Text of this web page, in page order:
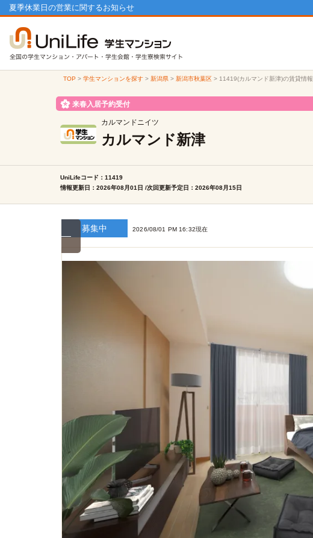
夏季休業日の営業に関するお知らせ
TOP > 学生マンションを探す> 新潟県> 新潟市秋葉区> 11419(カルマンド新津)の賃貸情報
来春入居予約受付
カルマンドニイツ
カルマンド新津
UniLifeコード：11419
情報更新日：2026年08月01日 /次回更新予定日：2026年08月15日
募集中 2026/08/01 PM 16:32現在